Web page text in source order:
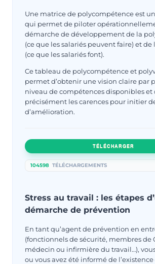
Une matrice de polycompétence est
qui permet de piloter
démarche de développement de la
(ce que les salariés peuvent faire) et
(ce que les salariés font).
Ce tableau de polycompétence et
permet d’obtenir une vision claire par
niveau de compétences disponibles et
précisément les carences pour initier
d’amélioration.
TÉLÉCHARGER
104598 TÉLÉCHARGEMENTS
Stress au travail : les étapes
démarche de prévention
En tant qu’agent de prévention en
(fonctionnels de sécurité, membres de
médecin ou infirmière du travail…),
ou vous avez été informé de